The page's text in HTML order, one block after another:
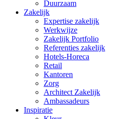
Duurzaam
Zakelijk
Expertise zakelijk
Werkwijze
Zakelijk Portfolio
Referenties zakelijk
Hotels-Horeca
Retail
Kantoren
Zorg
Architect Zakelijk
Ambassadeurs
Inspiratie